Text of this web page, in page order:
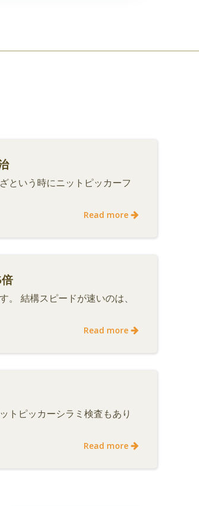
という時にニットピッカーフ
Read more
結構スピードが速いのは、
Read more
トピッカーシラミ検査もあり
Read more